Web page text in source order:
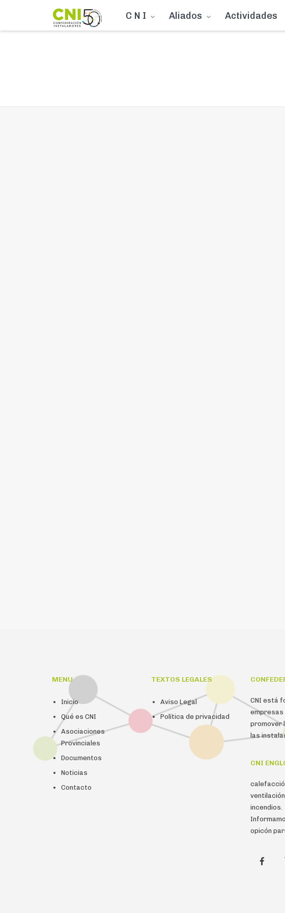
C N I Aliados Actividades
MENU
Inicio
Qué es CNI
Asociaciones
Provinciales
Documentos
Noticias
Contacto
TEXTOS LEGALES
Aviso Legal
Política de privacidad
CNI está
empresas
promover
las
CNI
incendios.
opicón